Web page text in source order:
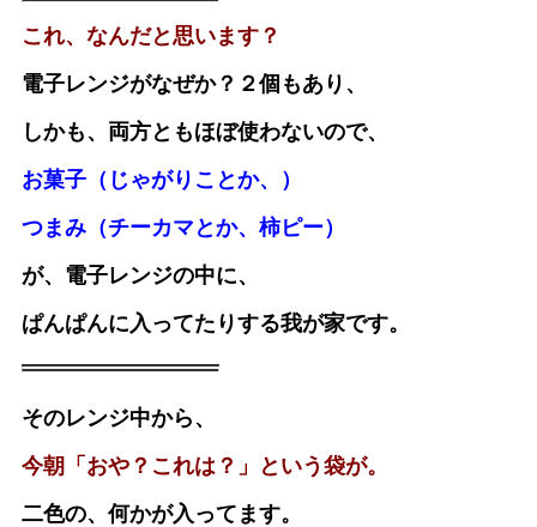
これ、なんだと思います？
電子レンジがなぜか？２個もあり、
しかも、両方ともほぼ使わないので、
お菓子（じゃがりことか、）
つまみ（チーカマとか、柿ピー）
が、電子レンジの中に、
ぱんぱんに入ってたりする我が家です。
そのレンジ中から、
今朝「おや？これは？」という袋が。
二色の、何かが入ってます。